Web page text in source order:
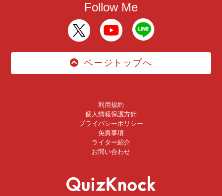
Follow Me
ページトップへ
利用規約
個人情報保護方針
プライバシーポリシー
免責事項
ライター紹介
お問い合わせ